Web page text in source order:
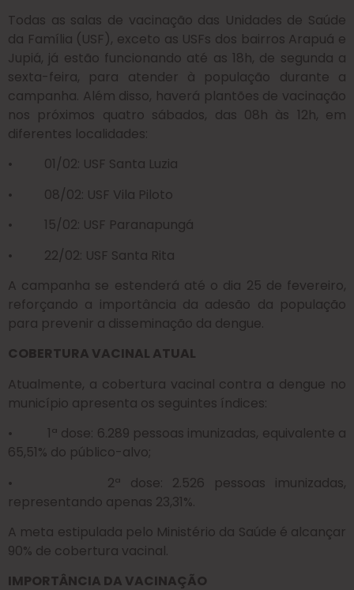
Todas as salas de vacinação das Unidades de Saúde
da Família (USF), exceto as USFs dos bairros Arapuá e
Jupiá, já estão funcionando até as 18h, de segunda a
sexta-feira, para atender à população durante a
campanha. Além disso, haverá plantões de vacinação
nos próximos quatro sábados, das 08h às 12h, em
diferentes localidades:
• 01/02: USF Santa Luzia
• 08/02: USF Vila Piloto
• 15/02: USF Paranapungá
• 22/02: USF Santa Rita
A campanha se estenderá até o dia 25 de fevereiro,
reforçando a importância da adesão da população
para prevenir a disseminação da dengue.
COBERTURA VACINAL ATUAL
Atualmente, a cobertura vacinal contra a dengue no
município apresenta os seguintes índices:
• 1ª dose: 6.289 pessoas imunizadas, equivalente a
65,51% do público-alvo;
• 2ª dose: 2.526 pessoas imunizadas,
representando apenas 23,31%.
A meta estipulada pelo Ministério da Saúde é alcançar
90% de cobertura vacinal.
IMPORTÂNCIA DA VACINAÇÃO